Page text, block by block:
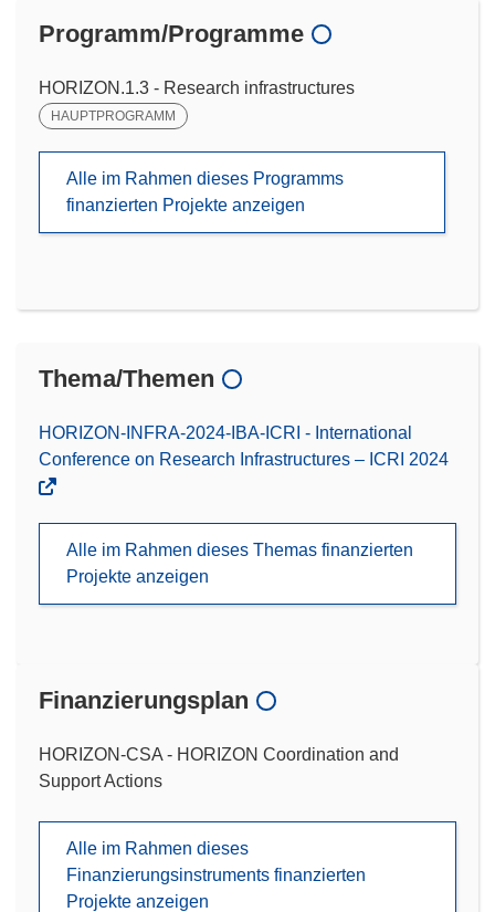
Programm/Programme
HORIZON.1.3 - Research infrastructures
HAUPTPROGRAMM
Alle im Rahmen dieses Programms
finanzierten Projekte anzeigen
Thema/Themen
HORIZON-INFRA-2024-IBA-ICRI - International
Conference on Research Infrastructures – ICRI 2024
Alle im Rahmen dieses Themas finanzierten
Projekte anzeigen
Finanzierungsplan
HORIZON-CSA - HORIZON Coordination and
Support Actions
Alle im Rahmen dieses
Finanzierungsinstruments finanzierten
Projekte anzeigen